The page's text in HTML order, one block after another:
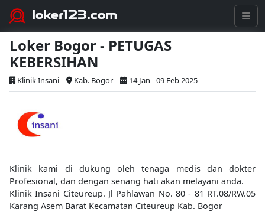
loker123.com
Loker Bogor - PETUGAS
KEBERSIHAN
Klinik Insani Kab. Bogor 14 Jan - 09 Feb 2025
Klinik kami di dukung oleh tenaga medis dan dokter
Profesional, dan dengan senang hati akan melayani anda.
Klinik Insani Citeureup. Jl Pahlawan No. 80 - 81 RT.08/RW.05
Karang Asem Barat Kecamatan Citeureup Kab. Bogor